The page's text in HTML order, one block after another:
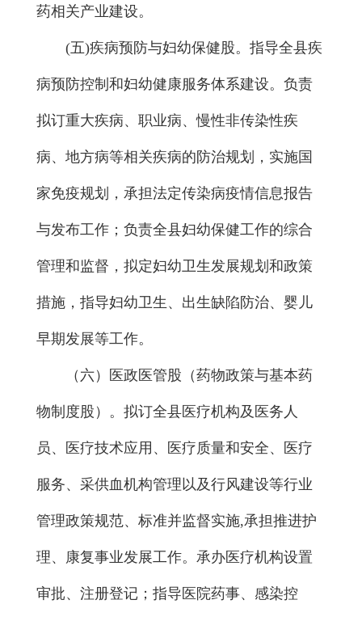
药相关产业建设。
(五)疾病预防与妇幼保健股。指导全县疾
病预防控制和妇幼健康服务体系建设。负责
拟订重大疾病、职业病、慢性非传染性疾
病、地方病等相关疾病的防治规划，实施国
家免疫规划，承担法定传染病疫情信息报告
与发布工作；负责全县妇幼保健工作的综合
管理和监督，拟定妇幼卫生发展规划和政策
措施，指导妇幼卫生、出生缺陷防治、婴儿
早期发展等工作。
（六）医政医管股（药物政策与基本药
物制度股）。拟订全县医疗机构及医务人
员、医疗技术应用、医疗质量和安全、医疗
服务、采供血机构管理以及行风建设等行业
管理政策规范、标准并监督实施,承担推进护
理、康复事业发展工作。承办医疗机构设置
审批、注册登记；指导医院药事、感染控